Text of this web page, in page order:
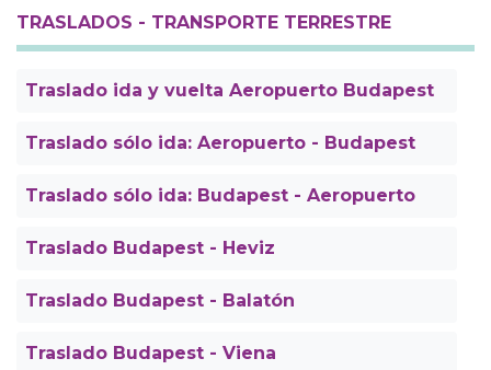
TRASLADOS - TRANSPORTE TERRESTRE
Traslado ida y vuelta Aeropuerto Budapest
Traslado sólo ida: Aeropuerto - Budapest
Traslado sólo ida: Budapest - Aeropuerto
Traslado Budapest - Heviz
Traslado Budapest - Balatón
Traslado Budapest - Viena